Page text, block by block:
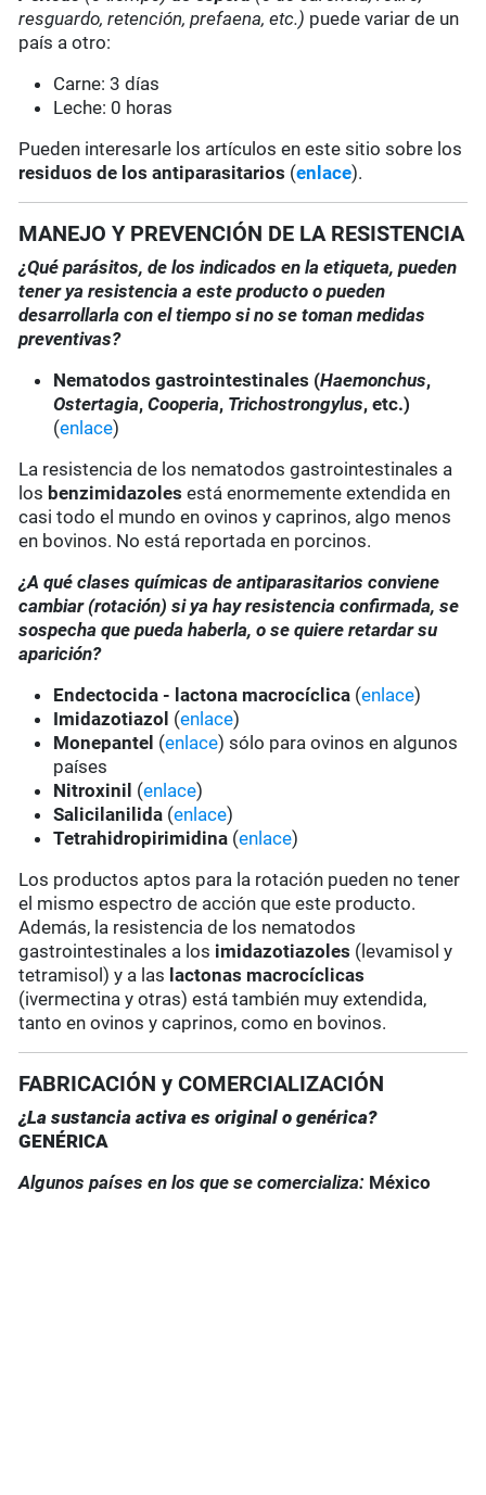
resguardo, retención, prefaena, etc.) puede variar de un
país a otro:
Carne: 3 días
Leche: 0 horas
Pueden interesarle los artículos en este sitio sobre los
residuos de los antiparasitarios (enlace).
MANEJO Y PREVENCIÓN DE LA RESISTENCIA
¿Qué parásitos, de los indicados en la etiqueta, pueden
tener ya resistencia a este producto o pueden
desarrollarla con el tiempo si no se toman medidas
preventivas?
Nematodos gastrointestinales (Haemonchus,
Ostertagia,Cooperia, Trichostrongylus, etc.)
(enlace)
La resistencia de los nematodos gastrointestinales a
los benzimidazoles está enormemente extendida en
casi todo el mundo en ovinos y caprinos, algo menos
en bovinos. No está reportada en porcinos.
¿A qué clases químicas de antiparasitarios conviene
cambiar (rotación) si ya hay resistencia confirmada, se
sospecha que pueda haberla, o se quiere retardar su
aparición?
Endectocida - lactona macrocíclica (enlace)
Imidazotiazol (enlace)
Monepantel (enlace) sólo para ovinos en algunos
países
Nitroxinil (enlace)
Salicilanilida (enlace)
Tetrahidropirimidina (enlace)
Los productos aptos para la rotación pueden no tener
el mismo espectro de acción que este producto.
Además, la resistencia de los nematodos
gastrointestinales a los imidazotiazoles (levamisol y
tetramisol) y a las lactonas macrocíclicas
(ivermectina y otras) está también muy extendida,
tanto en ovinos y caprinos, como en bovinos.
FABRICACIÓN y COMERCIALIZACIÓN
¿La sustancia activa es original o genérica?
GENÉRICA
Algunos países en los que se comercializa: México